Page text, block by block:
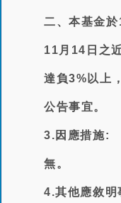
二、本基金
11月14日之
達負3%以上
公告事宜。
3.因應措施:
無。
4.其他應敘明